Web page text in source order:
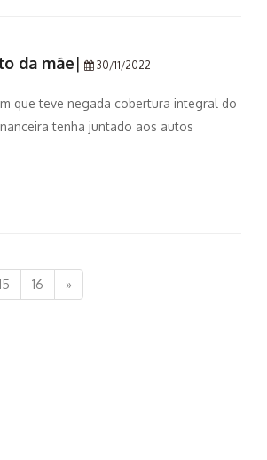
da mãe| 30/11/2022
que teve negada cobertura integral do
tenha juntado aos autos
16 »